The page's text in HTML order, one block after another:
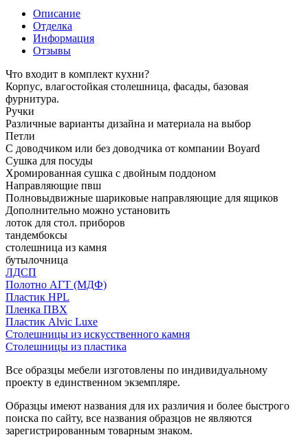
Описание
Отделка
Информация
Отзывы
Что входит в комплект кухни?
Корпус, влагостойкая столешница, фасады, базовая
фурнитура.
Ручки
Различные варианты дизайна и материала на выбор
Петли
С доводчиком или без доводчика от компании Boyard
Сушка для посуды
Хромированная сушка с двойным поддоном
Направляющие пвш
Полновыдвижные шариковые направляющие для ящиков
Дополнительно можно установить
лоток для стол. приборов
тандембоксы
столешница из камня
бутылочница
ЛДСП
Полотно АГТ (МДФ)
Пластик HPL
Пленка ПВХ
Пластик Alvic Luxe
Столешницы из искусственного камня
Столешницы из пластика
Все образцы мебели изготовлены по индивидуальному
проекту в единственном экземпляре.
Образцы имеют названия для их различия и более быстрого
поиска по сайту, все названия образцов не являются
зарегистрированным товарным знаком.